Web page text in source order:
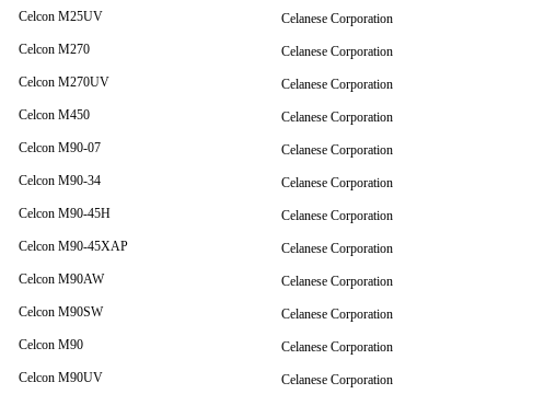
Celcon M25UV
Celanese Corporation
Celcon M270
Celanese Corporation
Celcon M270UV
Celanese Corporation
Celcon M450
Celanese Corporation
Celcon M90-07
Celanese Corporation
Celcon M90-34
Celanese Corporation
Celcon M90-45H
Celanese Corporation
Celcon M90-45XAP
Celanese Corporation
Celcon M90AW
Celanese Corporation
Celcon M90SW
Celanese Corporation
Celcon M90
Celanese Corporation
Celcon M90UV
Celanese Corporation